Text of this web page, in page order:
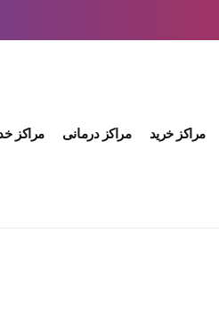
مراکز خرید مراکز درمانی مراکز